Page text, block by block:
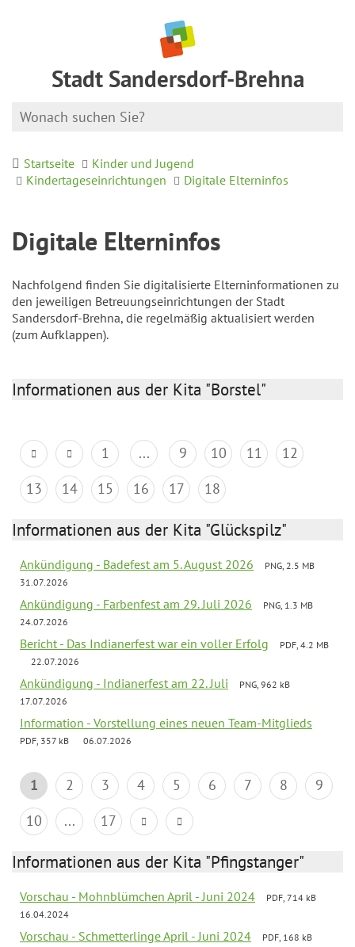
Stadt Sandersdorf-Brehna
Startseite
Kinder und Jugend
Kindertageseinrichtungen
Digitale Elterninfos
Digitale Elterninfos
Nachfolgend finden Sie digitalisierte Elterninformationen zu
den jeweiligen Betreuungseinrichtungen der Stadt
Sandersdorf-Brehna, die regelmäßig aktualisiert werden
(zum Aufklappen).
Informationen aus der Kita "Borstel"
1 ... 9 10 11
12
13
14 15 16 17 18
Informationen aus der Kita "Glückspilz"
Ankündigung - Badefest am 5. August 2026
PNG, 2.5 MB
31.07.2026
Ankündigung - Farbenfest am 29. Juli 2026
PNG, 1.3 MB
24.07.2026
Bericht - Das Indianerfest war ein voller Erfolg
PDF, 4.2 MB
22.07.2026
Ankündigung - Indianerfest am 22. Juli
PNG, 962 kB
17.07.2026
Information - Vorstellung eines neuen Team-Mitglieds
PDF, 357 kB 06.07.2026
1 2 3 4 5 6 7 8
9
10
... 17
Informationen aus der Kita "Pfingstanger"
Vorschau - Mohnblümchen April - Juni 2024
PDF, 714 kB
16.04.2024
Vorschau - Schmetterlinge April - Juni 2024
PDF, 168 kB